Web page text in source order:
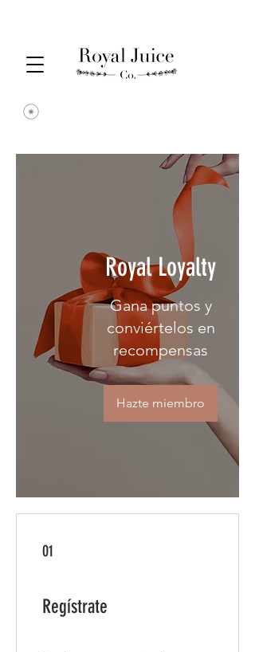
Royal Loyalty
Gana puntos y
conviértelos en
recompensas
Hazte miembro
01
Regístrate